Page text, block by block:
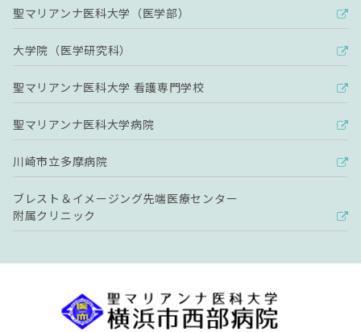
聖マリアンナ医科大学（医学部）
大学院（医学研究科）
聖マリアンナ医科大学 看護専門学校
聖マリアンナ医科大学病院
川崎市立多摩病院
ブレスト＆イメージング先端医療センター
附属クリニック